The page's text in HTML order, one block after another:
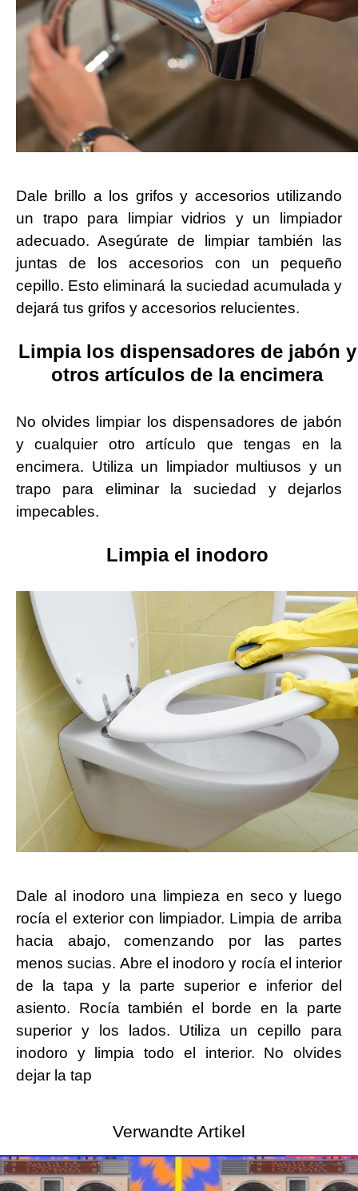
Dale brillo a los grifos y accesorios utilizando
un trapo para limpiar vidrios y un limpiador
adecuado. Asegúrate de limpiar también las
juntas de los accesorios con un pequeño
cepillo. Esto eliminará la suciedad acumulada y
dejará tus grifos y accesorios relucientes.
Limpia los dispensadores de jabón y
otros artículos de la encimera
No olvides limpiar los dispensadores de jabón
y cualquier otro artículo que tengas en la
encimera. Utiliza un limpiador multiusos y un
trapo para eliminar la suciedad y dejarlos
impecables.
Limpia el inodoro
Dale al inodoro una limpieza en seco y luego
rocía el exterior con limpiador. Limpia de arriba
hacia abajo, comenzando por las partes
menos sucias. Abre el inodoro y rocía el interior
de la tapa y la parte superior e inferior del
asiento. Rocía también el borde en la parte
superior y los lados. Utiliza un cepillo para
inodoro y limpia todo el interior. No olvides
dejar la tap
Verwandte Artikel